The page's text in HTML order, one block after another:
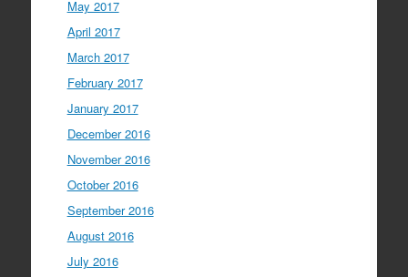
May 2017
April 2017
March 2017
February 2017
January 2017
December 2016
November 2016
October 2016
September 2016
August 2016
July 2016